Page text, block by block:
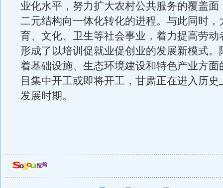
业化水平，努力扩大农村公共服务的覆盖面
二元结构向一体化转化的进程。与此同时，
育、文化、卫生等社会事业，着力提高劳动
形成了以培训促就业促创业的发展新模式。
着基础设施、生态环境建设和特色产业方面
目集中开工或即将开工，甘肃正在进入历史
发展时期。